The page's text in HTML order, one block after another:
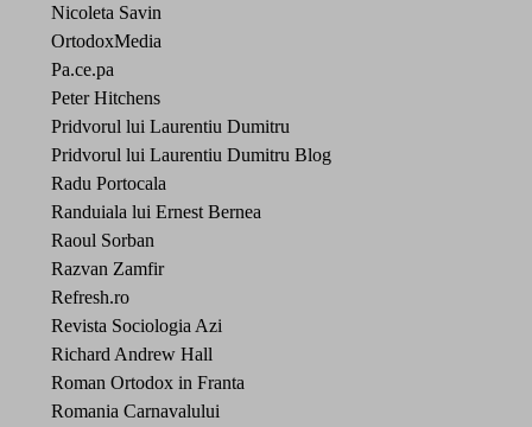
Nicoleta Savin
OrtodoxMedia
Pa.ce.pa
Peter Hitchens
Pridvorul lui Laurentiu Dumitru
Pridvorul lui Laurentiu Dumitru Blog
Radu Portocala
Randuiala lui Ernest Bernea
Raoul Sorban
Razvan Zamfir
Refresh.ro
Revista Sociologia Azi
Richard Andrew Hall
Roman Ortodox in Franta
Romania Carnavalului